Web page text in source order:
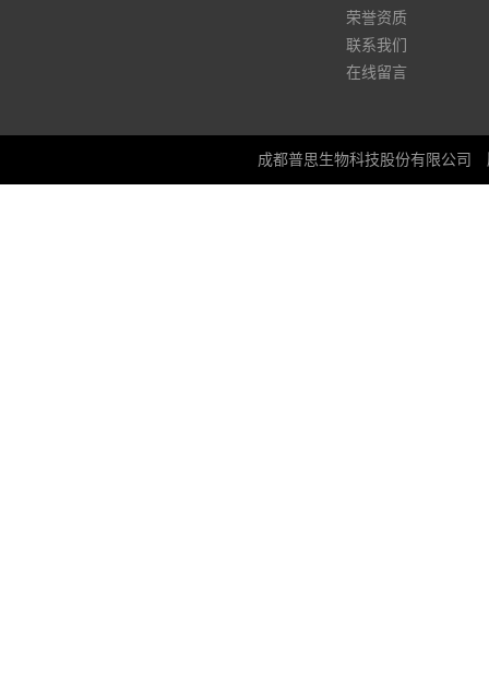
荣誉资质
联系我们
在线留言
成都普思生物科技股份有限公司